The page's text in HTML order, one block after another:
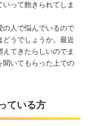
って飽きられてしま
の人で悩んでいるので
どうでしょうか。最近
てきたらしいのでま
聞いてもらった上での
ている方